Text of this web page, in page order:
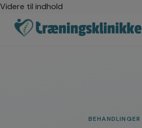
Videre til indhold
BEHANDLINGER